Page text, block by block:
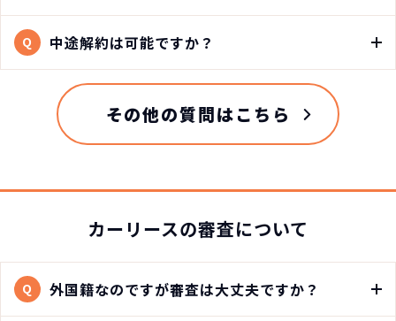
Q 中途解約は可能ですか？
その他の質問はこちら
カーリースの審査について
Q 外国籍なのですが審査は大丈夫ですか？